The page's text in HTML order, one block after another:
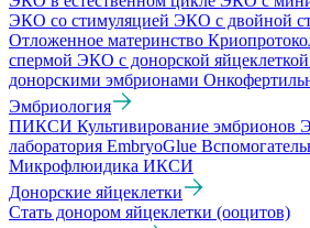
ЭКО со стимуляцией ЭКО с двойной
Отложенное материнство
спермой ЭКО с донорской
донорскими эмбрионами
Эмбриология
ПИКСИ Культивирование эмбрионов
лаборатория EmbryoGlue
Микрофлюидика ИКСИ
Донорские яйцеклетки
Стать донором яйцеклетки (ооцитов)